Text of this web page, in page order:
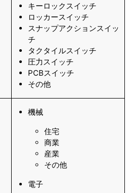
キーロックスイッチ
ロッカースイッチ
スナップアクションスイッ
チ
タクタイルスイッチ
圧力スイッチ
PCBスイッチ
その他
機械
住宅
商業
産業
その他
電子